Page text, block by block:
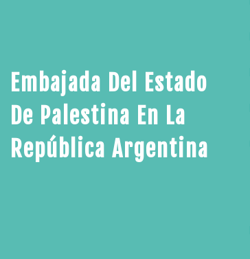
Embajada Del Estado
De Palestina En La
República Argentina